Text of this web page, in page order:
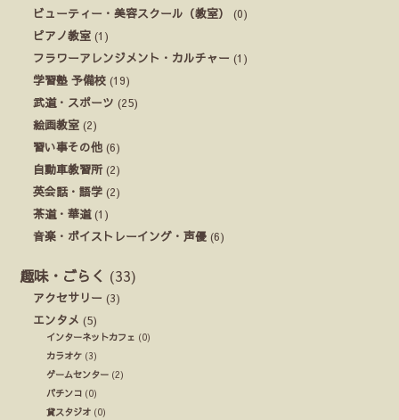
ビューティー・美容スクール（教室）
(0)
ピアノ教室 (1)
フラワーアレンジメント・カルチャー (1)
学習塾 予備校 (19)
武道・スポーツ (25)
絵画教室 (2)
習い事その他 (6)
自動車教習所(2)
英会話・語学 (2)
茶道・華道(1)
音楽・ボイストレーイング・声優 (6)
趣味・ごらく (33)
アクセサリー (3)
エンタメ (5)
インターネットカフェ (0)
カラオケ (3)
ゲームセンター (2)
パチンコ (0)
貸スタジオ (0)